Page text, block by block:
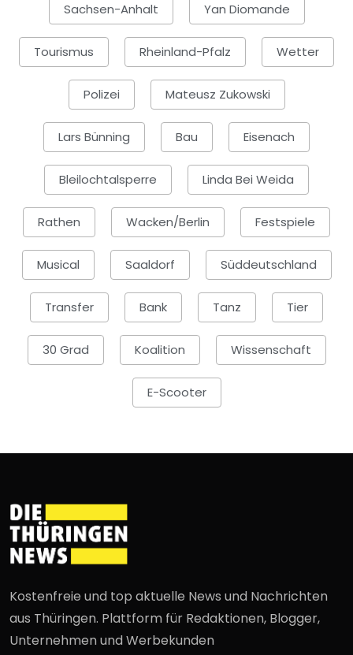
Sachsen-Anhalt Yan Diomande
Tourismus Rheinland-Pfalz Wetter
Polizei Mateusz Zukowski
Lars Bünning Bau Eisenach
Bleilochtalsperre Linda Bei Weida
Rathen Wacken/Berlin Festspiele
Musical Saaldorf Süddeutschland
Transfer Bank Tanz Tier
30 Grad Koalition Wissenschaft
E-Scooter
Kostenfreie und top aktuelle News und Nachrichten
aus Thüringen. Plattform für Redaktionen, Blogger,
Unternehmen und Werbekunden